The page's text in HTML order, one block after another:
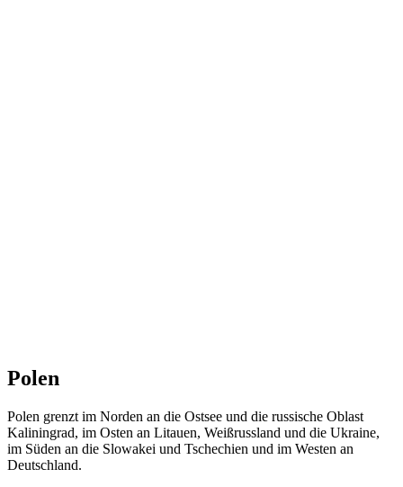
Polen
Polen grenzt im Norden an die Ostsee und die russische Oblast
Kaliningrad, im Osten an Litauen, Weißrussland und die Ukraine,
im Süden an die Slowakei und Tschechien und im Westen an
Deutschland.